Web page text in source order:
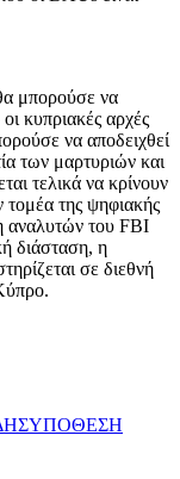
μπορούσε να
κυπριακές αρχές
να αποδειχθεί
των μαρτυριών και
τελικά να κρίνουν
της ψηφιακής
αναλυτών του FBI
διάσταση, η
σε διεθνή
ΥΠΟΘΕΣΗ